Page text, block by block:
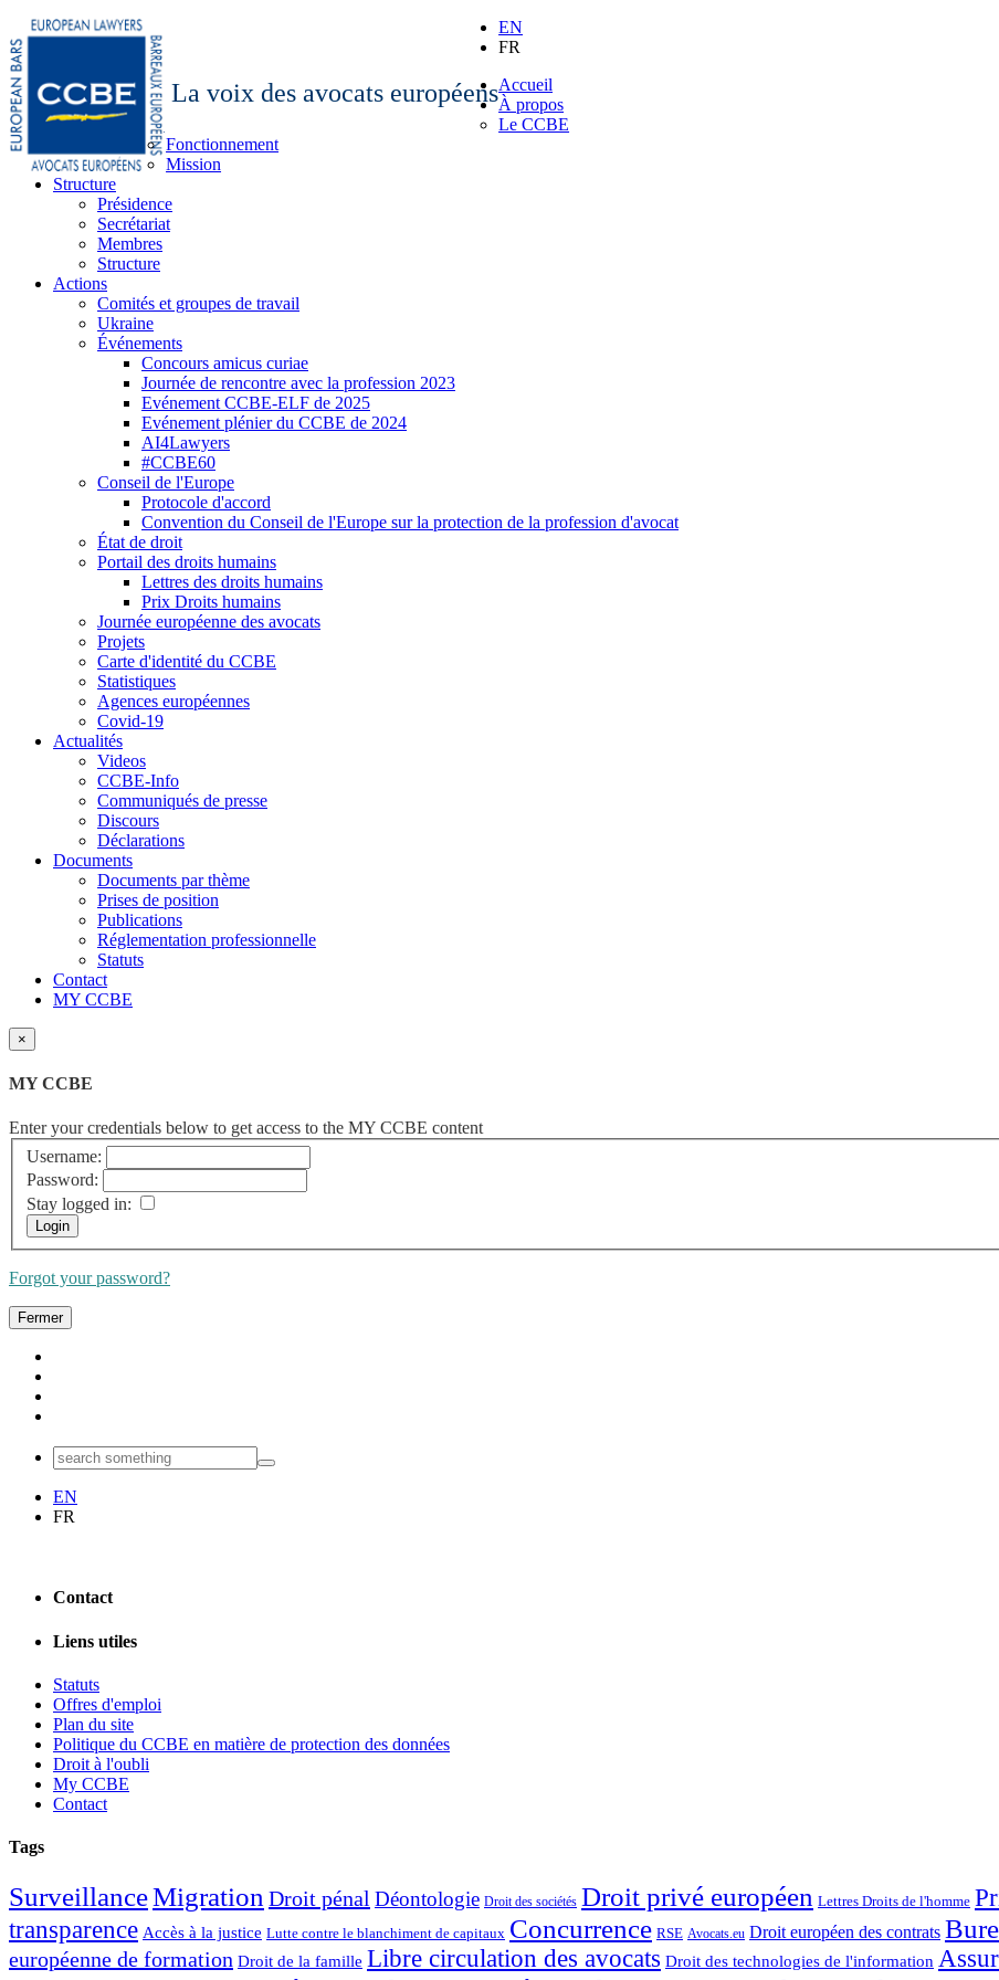
La voix des avocats européens
EN
FR
Accueil
À propos
Le CCBE
Fonctionnement
Mission
Structure
Présidence
Secrétariat
Membres
Structure
Actions
Comités et groupes de travail
Ukraine
Événements
Concours amicus curiae
Journée de rencontre avec la profession 2023
Evénement CCBE-ELF de 2025
Evénement plénier du CCBE de 2024
AI4Lawyers
#CCBE60
Conseil de l'Europe
Protocole d'accord
Convention du Conseil de l'Europe sur la protection de la profession d'avocat
État de droit
Portail des droits humains
Lettres des droits humains
Prix Droits humains
Journée européenne des avocats
Projets
Carte d'identité du CCBE
Statistiques
Agences européennes
Covid-19
Actualités
Videos
CCBE-Info
Communiqués de presse
Discours
Déclarations
Documents
Documents par thème
Prises de position
Publications
Réglementation professionnelle
Statuts
Contact
MY CCBE
×
MY CCBE
Enter your credentials below to get access to the MY CCBE content
Username:
Password:
Stay logged in:
Forgot your password?
Fermer
EN
FR
Contact
Liens utiles
Statuts
Offres d'emploi
Plan du site
Politique du CCBE en matière de protection des données
Droit à l'oubli
My CCBE
Contact
Tags
SurveillanceMigration Droit pénal Déontologie Droit des sociétés Droit privé européen Lettres Droits de l'homme
transparence Accès à la justice Lutte contre le blanchiment de capitaux Concurrence RSE Avocats.eu Droit européen des contrats
européenne de formation Droit de la famille Libre circulation des avocats Droit des technologies de l'information